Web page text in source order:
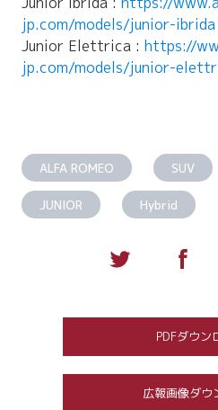
jp.com/models/junior-ibrida
Junior Elettrica :https://
jp.com/models/junior-
ALFA ROMEO SUV
JUNIOR Hybrid
PDFダウン
広報画像ダウ